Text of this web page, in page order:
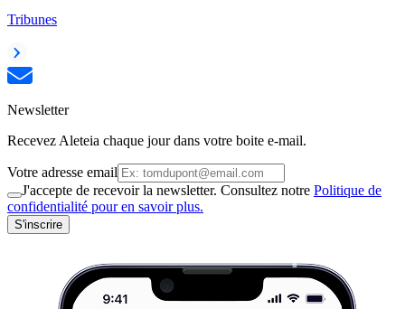
Tribunes
Newsletter
Recevez Aleteia chaque jour dans votre boite e-mail.
Votre adresse email
J'accepte de recevoir la newsletter. Consultez notre Politique de
confidentialité pour en savoir plus.
S'inscrire